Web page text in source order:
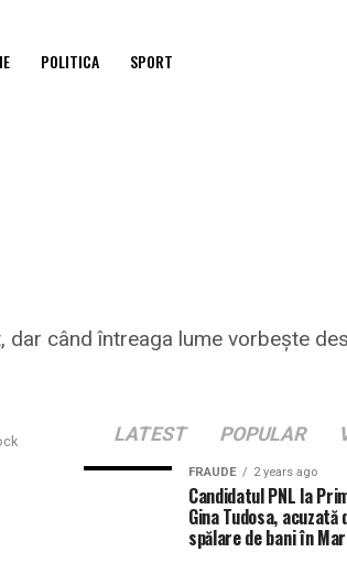
POLITICA SPORT
dar când întreaga lume vorbește
LATEST POPULAR
FRAUDE 2 years ago
Candidatul PNL la
Gina Tudosa, acuzată
spălare de bani în